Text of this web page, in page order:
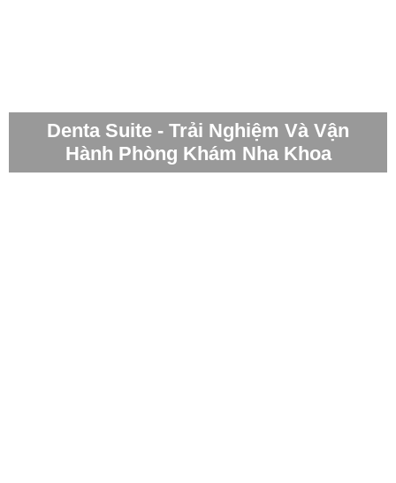
Denta Suite - Trải Nghiệm Và Vận
Hành Phòng Khám Nha Khoa